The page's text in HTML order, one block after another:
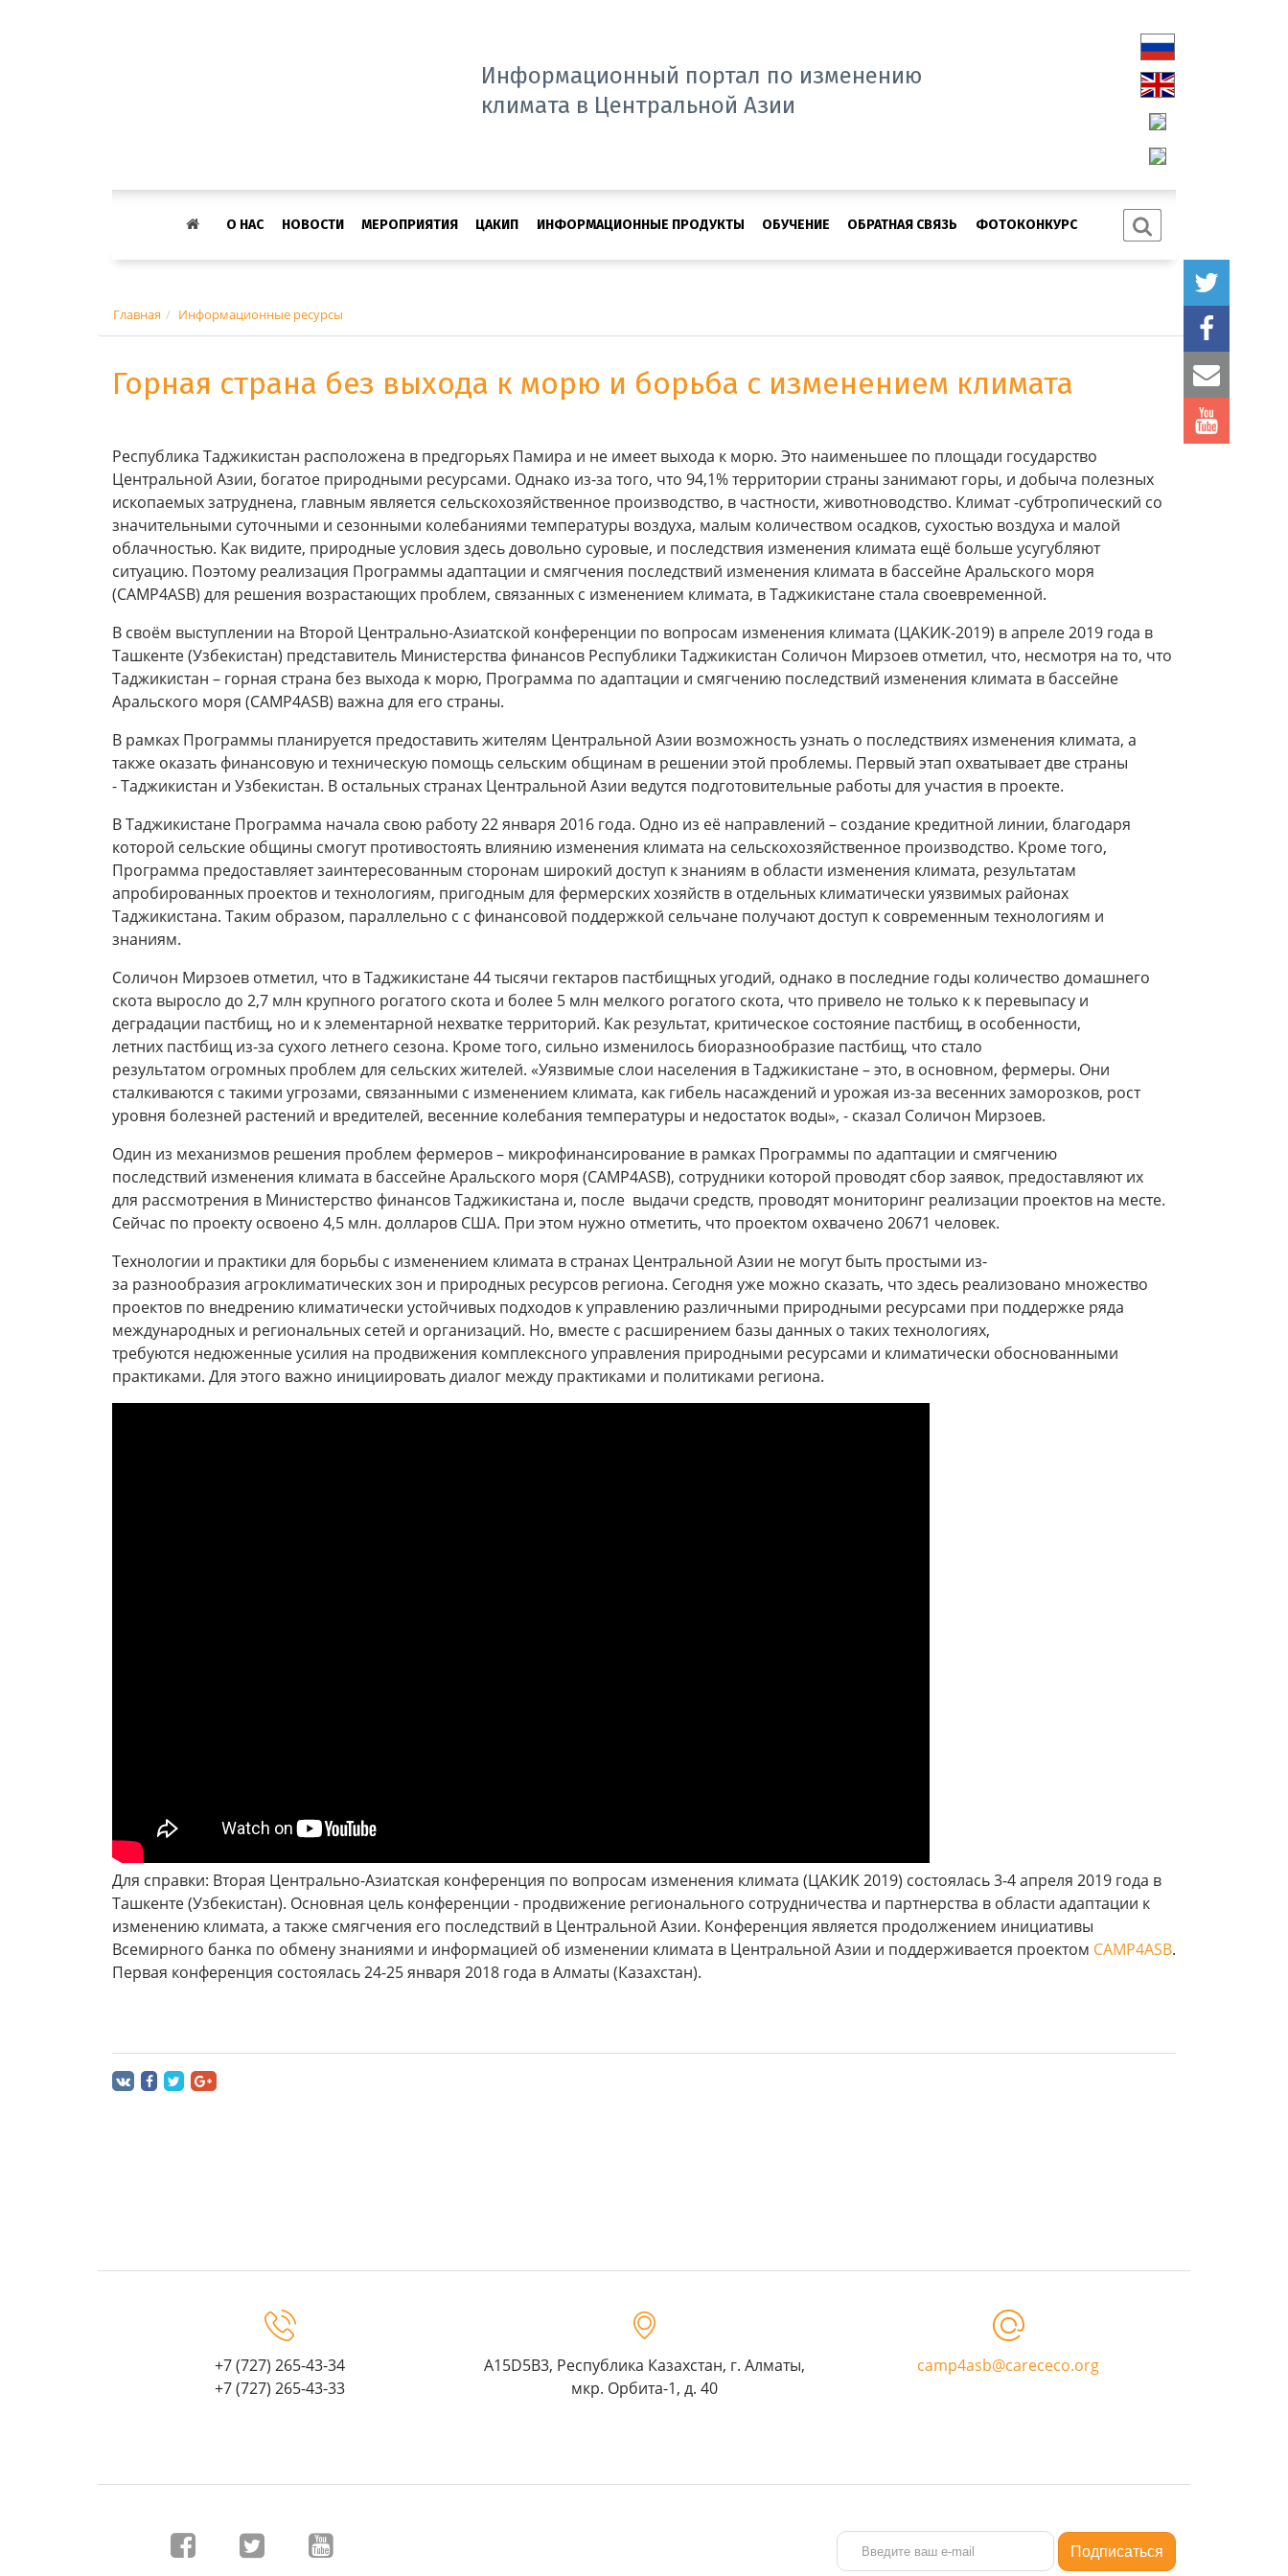
Информационный портал по изменению
климата в Центральной Азии
О НАС НОВОСТИ МЕРОПРИЯТИЯ ЦАКИП ИНФОРМАЦИОННЫЕ ПРОДУКТЫ ОБУЧЕНИЕ ОБРАТНАЯ СВЯЗЬ ФОТОКОНКУРС
Главная Информационные ресурсы
Горная страна без выхода к морю и борьба с изменением климата
Республика Таджикистан расположена в предгорьях Памира и не имеет выхода к морю. Это наименьшее по площади государство
Центральной Азии, богатое природными ресурсами. Однако из-за того, что 94,1% территории страны занимают горы, и добыча полезных
ископаемых затруднена, главным является сельскохозяйственное производство, в частности, животноводство. Климат -субтропический со
значительными суточными и сезонными колебаниями температуры воздуха, малым количеством осадков, сухостью воздуха и малой
облачностью. Как видите, природные условия здесь довольно суровые, и последствия изменения климата ещё больше усугубляют
ситуацию. Поэтому реализация Программы адаптации и смягчения последствий изменения климата в бассейне Аральского моря
(CAMP4ASB) для решения возрастающих проблем, связанных с изменением климата, в Таджикистане стала своевременной.
В своём выступлении на Второй Центрально-Азиатской конференции по вопросам изменения климата (ЦАКИК-2019) в апреле 2019 года в
Ташкенте (Узбекистан) представитель Министерства финансов Республики Таджикистан Соличон Мирзоев отметил, что, несмотря на то, что
Таджикистан – горная страна без выхода к морю, Программа по адаптации и смягчению последствий изменения климата в бассейне
Аральского моря (CAMP4ASB) важна для его страны.
В рамках Программы планируется предоставить жителям Центральной Азии возможность узнать о последствиях изменения климата, а
также оказать финансовую и техническую помощь сельским общинам в решении этой проблемы. Первый этап охватывает две страны
- Таджикистан и Узбекистан. В остальных странах Центральной Азии ведутся подготовительные работы для участия в проекте.
В Таджикистане Программа начала свою работу 22 января 2016 года. Одно из её направлений – создание кредитной линии, благодаря
которой сельские общины смогут противостоять влиянию изменения климата на сельскохозяйственное производство. Кроме того,
Программа предоставляет заинтересованным сторонам широкий доступ к знаниям в области изменения климата, результатам
апробированных проектов и технологиям, пригодным для фермерских хозяйств в отдельных климатически уязвимых районах
Таджикистана. Таким образом, параллельно с с финансовой поддержкой сельчане получают доступ к современным технологиям и
знаниям.
Соличон Мирзоев отметил, что в Таджикистане 44 тысячи гектаров пастбищных угодий, однако в последние годы количество домашнего
скота выросло до 2,7 млн крупного рогатого скота и более 5 млн мелкого рогатого скота, что привело не только к к перевыпасу и
деградации пастбищ, но и к элементарной нехватке территорий. Как результат, критическое состояние пастбищ, в особенности,
летних пастбищ из-за сухого летнего сезона. Кроме того, сильно изменилось биоразнообразие пастбищ, что стало
результатом огромных проблем для сельских жителей. «Уязвимые слои населения в Таджикистане – это, в основном, фермеры. Они
сталкиваются с такими угрозами, связанными с изменением климата, как гибель насаждений и урожая из-за весенних заморозков, рост
уровня болезней растений и вредителей, весенние колебания температуры и недостаток воды», - сказал Соличон Мирзоев.
Один из механизмов решения проблем фермеров – микрофинансирование в рамках Программы по адаптации и смягчению
последствий изменения климата в бассейне Аральского моря (CAMP4ASB), сотрудники которой проводят сбор заявок, предоставляют их
для рассмотрения в Министерство финансов Таджикистана и, после выдачи средств, проводят мониторинг реализации проектов на месте.
Сейчас по проекту освоено 4,5 млн. долларов США. При этом нужно отметить, что проектом охвачено 20671 человек.
Технологии и практики для борьбы с изменением климата в странах Центральной Азии не могут быть простыми из-
за разнообразия агроклиматических зон и природных ресурсов региона. Сегодня уже можно сказать, что здесь реализовано множество
проектов по внедрению климатически устойчивых подходов к управлению различными природными ресурсами при поддержке ряда
международных и региональных сетей и организаций. Но, вместе с расширением базы данных о таких технологиях,
требуются недюженные усилия на продвижения комплексного управления природными ресурсами и климатически обоснованными
практиками. Для этого важно инициировать диалог между практиками и политиками региона.
Для справки: Вторая Центрально-Азиатская конференция по вопросам изменения климата (ЦАКИК 2019) состоялась 3-4 апреля 2019 года в
Ташкенте (Узбекистан). Основная цель конференции - продвижение регионального сотрудничества и партнерства в области адаптации к
изменению климата, а также смягчения его последствий в Центральной Азии. Конференция является продолжением инициативы
Всемирного банка по обмену знаниями и информацией об изменении климата в Центральной Азии и поддерживается проектом CAMP4ASB.
Первая конференция состоялась 24-25 января 2018 года в Алматы (Казахстан).
+7 (727) 265-43-34
+7 (727) 265-43-33
A15D5B3, Республика Казахстан, г. Алматы,
мкр. Орбита-1, д. 40
camp4asb@carececo.org